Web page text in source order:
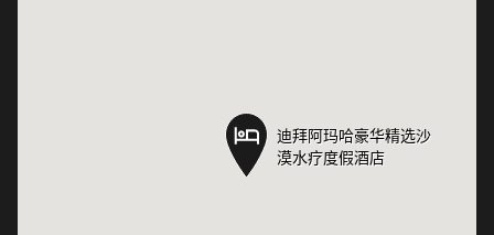
迪拜阿玛哈豪华精选沙
漠水疗度假酒店
迪拜阿玛哈豪华精选沙
漠水疗度假酒店